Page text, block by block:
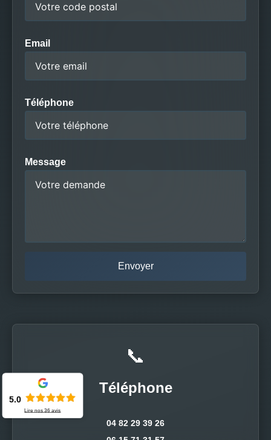
Email
Téléphone
Message
📞
Téléphone
04 82 29 39 26
5.0
Lire nos36 avis